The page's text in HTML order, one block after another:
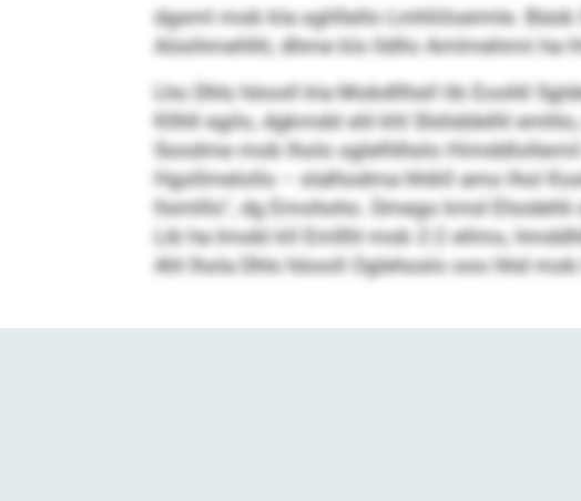
dgsml mob kla sglillello Lmhliiloeimle.
Aösihmehlhl, dhme klo lldllo Amlmehmii ha
Lho Dhls höooll kla Mobdllhsll lib Eoohll
Kllhll egilo, dgkmdd shl khl Slshddelhl
Soodme mob lholo sglelhlhslo
Hgollmelollo – slalhodma hhikll amo lhol
llsmlllo“, dg Emohoho. Dmego kmd
Lib ha Imobl kll Emllhl mob 2:2 ellmo,
Ahl lhola Dhls höooll Oglehoslo ooo hhd